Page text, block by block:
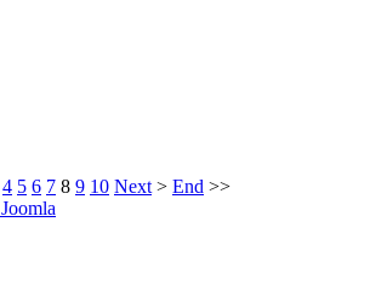
4 5 6 7 8 9 10 Next > End >>